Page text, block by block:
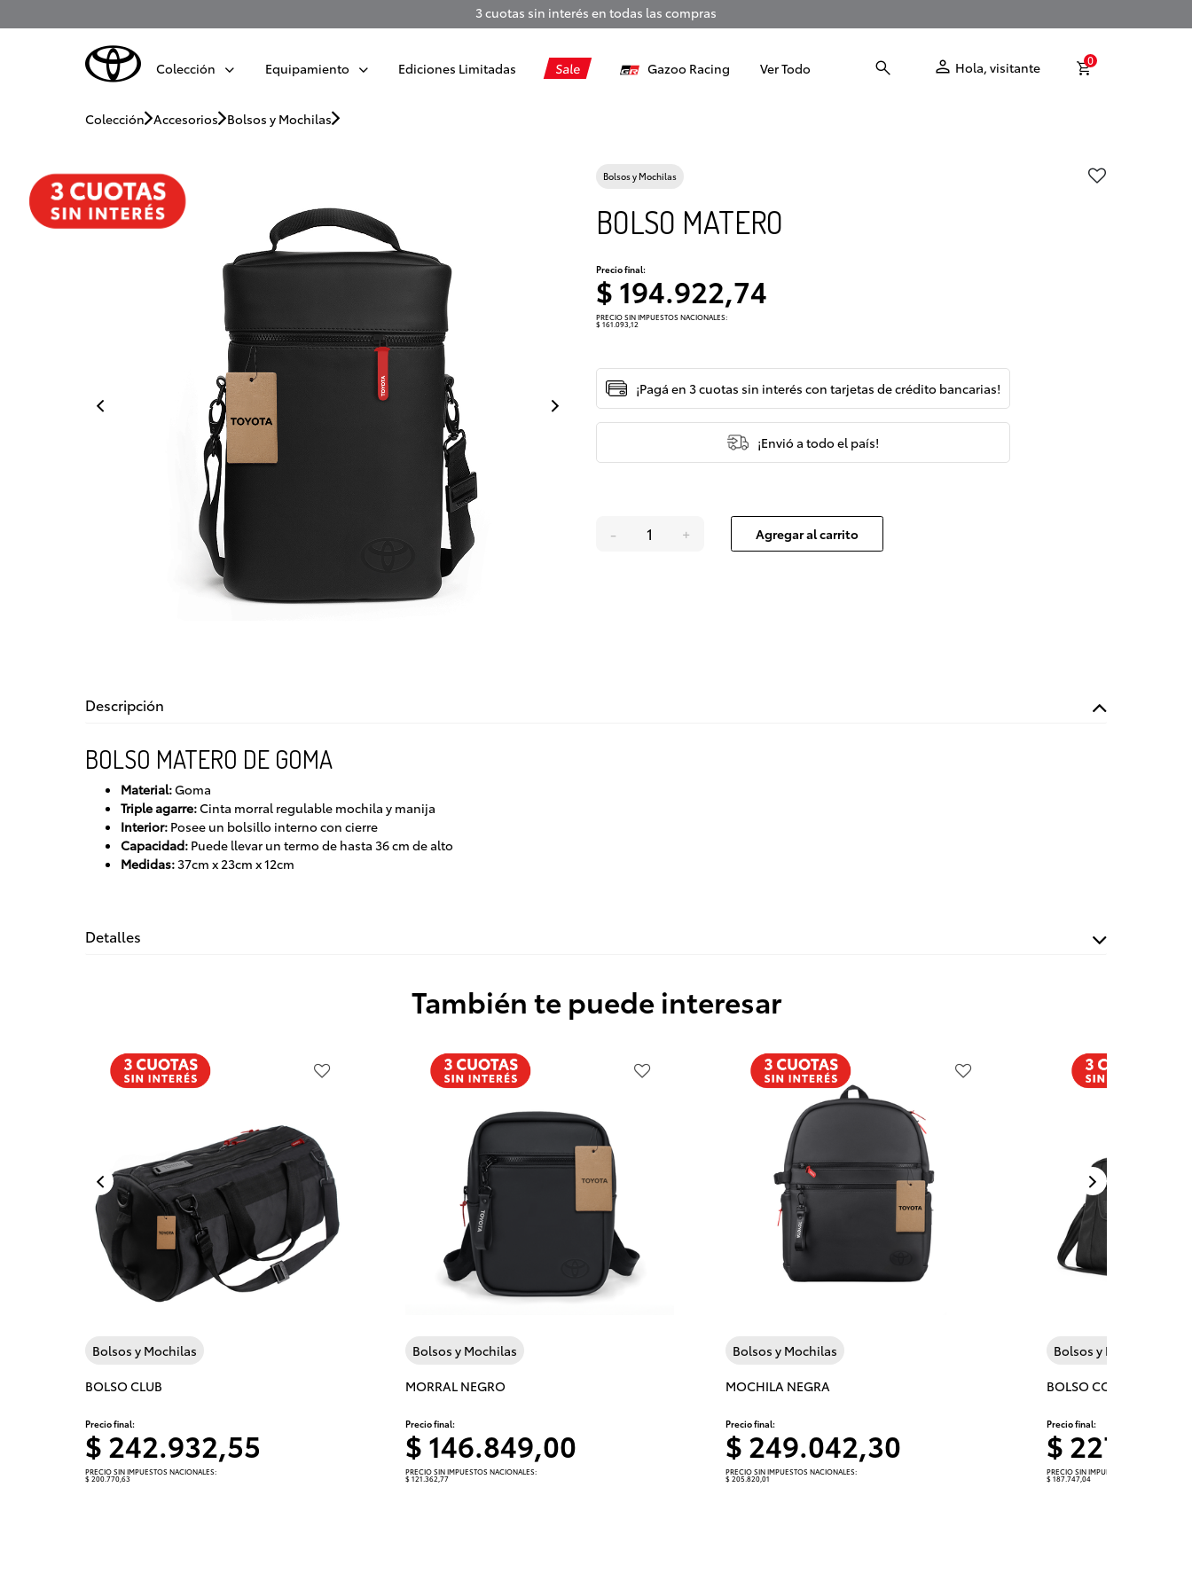
3 cuotas sin interés en todas las compras
Colección Equipamiento Ediciones Limitadas Sale Gazoo Racing Ver Todo Hola, visitante 0
Colección Accesorios Bolsos y Mochilas
Bolsos y Mochilas
BOLSO MATERO
Precio final:
$ 194.922,74
PRECIO SIN IMPUESTOS NACIONALES:
$ 161.093,12
- + Agregar al carrito
¡Pagá en 3 cuotas sin interés con tarjetas de crédito bancarias!
¡Envió a todo el país!
Descripción
BOLSO MATERO DE GOMA
Material:Goma
Triple agarre:Cinta morral regulable mochila y manija
Interior: Posee un bolsillo interno con cierre
Capacidad: Puede llevar un termo de hasta 36 cm de alto
Medidas:37cm x 23cm x 12cm
Detalles
También te puede interesar
Bolsos y Mochilas
BOLSO CLUB
Precio final:
$ 242.932,55
PRECIO SIN IMPUESTOS NACIONALES:
$ 200.770,63
Bolsos y Mochilas
MORRAL NEGRO
Precio final:
$ 146.849,00
PRECIO SIN IMPUESTOS NACIONALES:
$ 121.362,77
Bolsos y Mochilas
MOCHILA NEGRA
Precio final:
$ 249.042,30
PRECIO SIN IMPUESTOS NACIONALES:
$ 205.820,01
Bolsos y Mochilas
BOLSO CORDURA
Precio final:
$
PRECIO SIN IMPUESTOS NACIONALES:
$ 187.747,04
Previous Next